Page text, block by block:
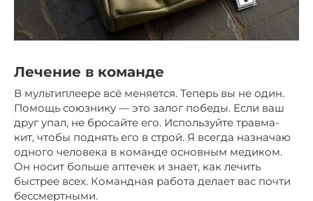
Лечение в команде
В мультиплеере всё меняется. Теперь вы не один.
Помощь союзнику — это залог победы. Если ваш
друг упал, не бросайте его. Используйте травма-
кит, чтобы поднять его в строй. Я всегда назначаю
одного человека в команде основным медиком.
Он носит больше аптечек и знает, как лечить
быстрее всех. Командная работа делает вас почти
бессмертными.